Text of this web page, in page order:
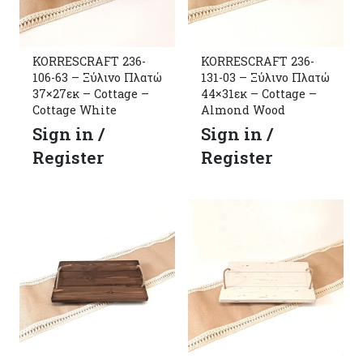
KORRESCRAFT 236-
106-63 – Ξύλινο Πλατώ
37×27εκ – Cottage –
Cottage White
Sign in /
Register
KORRESCRAFT 236-
131-03 – Ξύλινο Πλατώ
44×31εκ – Cottage –
Almond Wood
Sign in /
Register